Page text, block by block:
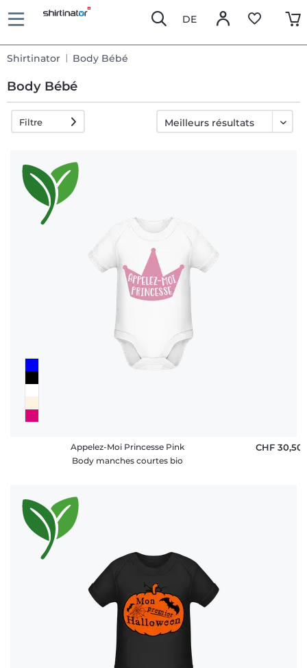
DE
Shirtinator Body Bébé
Body Bébé
rapide
Échange
Filtre
Appelez-Moi Princesse Pink
Body manches courtes bio
CHF 30,50